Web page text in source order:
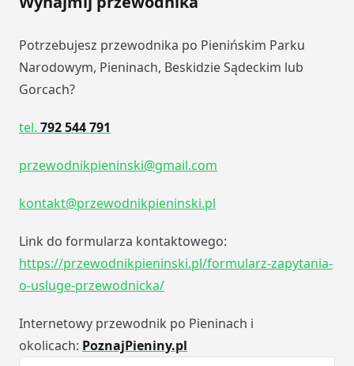
Potrzebujesz przewodnika po Pienińskim Parku
Narodowym, Pieninach, Beskidzie Sądeckim lub
Gorcach?
tel. 792 544 791
przewodnikpieninski@gmail.com
kontakt@przewodnikpieninski.pl
Link do formularza kontaktowego:
https://przewodnikpieninski.pl/formularz-zapytania-
o-usluge-przewodnicka/
Internetowy przewodnik po Pieninach i
okolicach: PoznajPieniny.pl